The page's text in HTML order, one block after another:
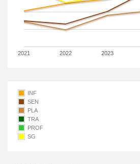
2021 2022 2023
INF
SEN
PLA
TRA
PROF
SG